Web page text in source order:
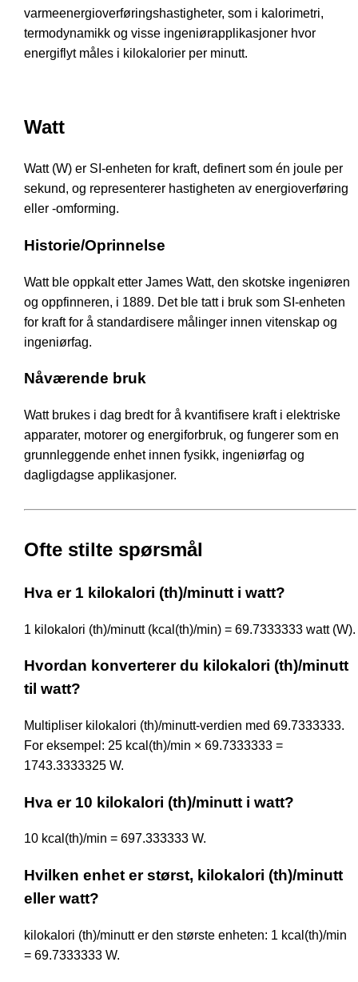
varmeenergioverføringshastigheter, som i kalorimetri,
termodynamikk og visse ingeniørapplikasjoner hvor
energiflyt måles i kilokalorier per minutt.
Watt
Watt (W) er SI-enheten for kraft, definert som én joule per
sekund, og representerer hastigheten av energioverføring
eller -omforming.
Historie/Oprinnelse
Watt ble oppkalt etter James Watt, den skotske ingeniøren
og oppfinneren, i 1889. Det ble tatt i bruk som SI-enheten
for kraft for å standardisere målinger innen vitenskap og
ingeniørfag.
Nåværende bruk
Watt brukes i dag bredt for å kvantifisere kraft i elektriske
apparater, motorer og energiforbruk, og fungerer som en
grunnleggende enhet innen fysikk, ingeniørfag og
dagligdagse applikasjoner.
Ofte stilte spørsmål
Hva er 1 kilokalori (th)/minutt i watt?
1 kilokalori (th)/minutt (kcal(th)/min) = 69.7333333 watt (W).
Hvordan konverterer du kilokalori (th)/minutt
til watt?
Multipliser kilokalori (th)/minutt-verdien med 69.7333333.
For eksempel: 25 kcal(th)/min × 69.7333333 =
1743.3333325 W.
Hva er 10 kilokalori (th)/minutt i watt?
10 kcal(th)/min = 697.333333 W.
Hvilken enhet er størst, kilokalori (th)/minutt
eller watt?
kilokalori (th)/minutt er den største enheten: 1 kcal(th)/min
= 69.7333333 W.